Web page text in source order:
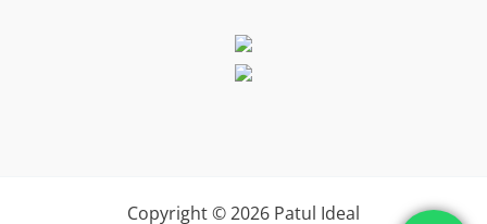
Copyright © 2026 Patul Ideal